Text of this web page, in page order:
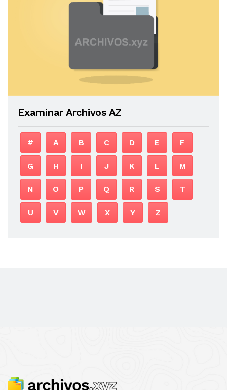
Examinar Archivos AZ
# A B C D E F
G H I J K L M
N O P Q R S T
U V W X Y Z